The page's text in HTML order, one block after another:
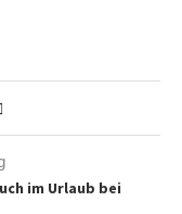
im Urlaub bei